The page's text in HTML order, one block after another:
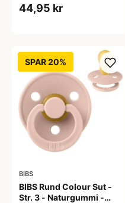
44,95 kr
SPAR 20%
BIBS
BIBS Rund Colour Sut -
Str. 3 - Naturgummi -